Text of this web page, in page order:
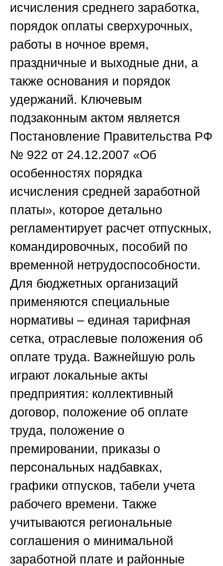
исчисления среднего заработка,
порядок оплаты сверхурочных,
работы в ночное время,
праздничные и выходные дни, а
также основания и порядок
удержаний. Ключевым
подзаконным актом является
Постановление Правительства РФ
№ 922 от 24.12.2007 «Об
особенностях порядка
исчисления средней заработной
платы», которое детально
регламентирует расчет отпускных,
командировочных, пособий по
временной нетрудоспособности.
Для бюджетных организаций
применяются специальные
нормативы – единая тарифная
сетка, отраслевые положения об
оплате труда. Важнейшую роль
играют локальные акты
предприятия: коллективный
договор, положение об оплате
труда, положение о
премировании, приказы о
персональных надбавках,
графики отпусков, табели учета
рабочего времени. Также
учитываются региональные
соглашения о минимальной
заработной плате и районные